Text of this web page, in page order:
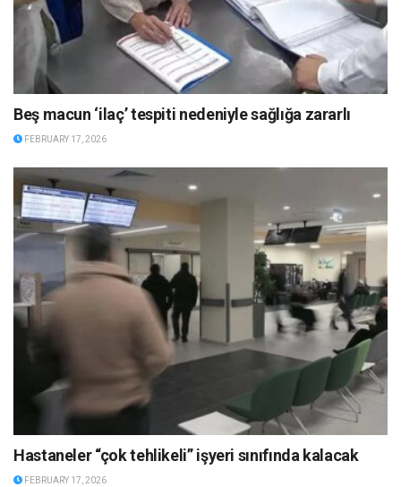
Beş macun ‘ilaç’ tespiti nedeniyle sağlığa zararlı
FEBRUARY 17, 2026
Hastaneler “çok tehlikeli” işyeri sınıfında kalacak
FEBRUARY 17, 2026